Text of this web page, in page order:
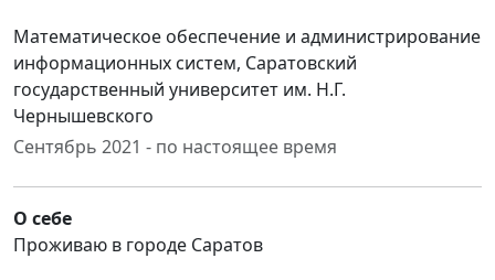
Математическое обеспечение и администрирование
информационных систем, Саратовский
государственный университет им. Н.Г.
Чернышевского
Сентябрь 2021 - по настоящее время
О себе
Проживаю в городе Саратов